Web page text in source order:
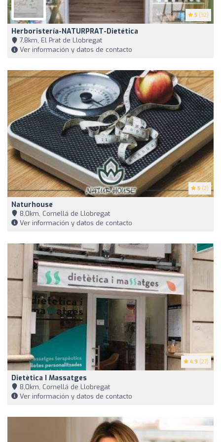
5 (32)
Herboristería-NATURPRAT-Dietética
7,8km, El Prat de Llobregat
Ver información y datos de contacto
5 (2)
Naturhouse
8,0km, Cornellá de Llobregat
Ver información y datos de contacto
4.9 (27)
Dietètica I Massatges
8,0km, Cornellá de Llobregat
Ver información y datos de contacto